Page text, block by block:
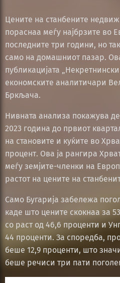
Цените на станбените
пораснаа меѓу најбрзите во
последните три години, но
само на домашниот пазар.
публикацијата
економските аналитичари
Бркљача.
Нивната анализа покажува
2023 година до првиот
на становите и куќите во
процент. Ова ја рангира
меѓу земјите-членки на
растот на цените на
Само Бугарија забележа
каде што цените скокнаа за
со раст од 46,6 проценти и
44 проценти. За споредба,
беше 12,9 проценти, што
беше речиси три пати